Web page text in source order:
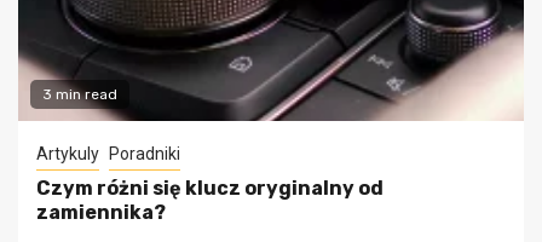
3 min read
Artykuly Poradniki
Czym różni się klucz oryginalny od
zamiennika?